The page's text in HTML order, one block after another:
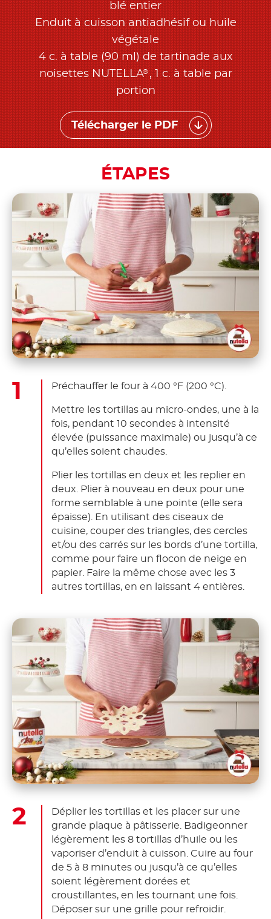
blé entier
Enduit à cuisson antiadhésif ou huile
végétale
4 c. à table (90 ml) de tartinade aux
noisettes NUTELLA®, 1 c. à table par
portion
Télécharger le PDF
ÉTAPES
Préchauffer le four à 400 °F (200 °C).
Mettre les tortillas au micro-ondes, une à la
fois, pendant 10 secondes à intensité
élevée (puissance maximale) ou jusqu’à ce
qu’elles soient chaudes.
Plier les tortillas en deux et les replier en
deux. Plier à nouveau en deux pour une
forme semblable à une pointe (elle sera
épaisse). En utilisant des ciseaux de
cuisine, couper des triangles, des cercles
et/ou des carrés sur les bords d’une tortilla,
comme pour faire un flocon de neige en
papier. Faire la même chose avec les 3
autres tortillas, en en laissant 4 entières.
Déplier les tortillas et les placer sur une
grande plaque à pâtisserie. Badigeonner
légèrement les 8 tortillas d’huile ou les
vaporiser d’enduit à cuisson. Cuire au four
de 5 à 8 minutes ou jusqu’à ce qu’elles
soient légèrement dorées et
croustillantes, en les tournant une fois.
Déposer sur une grille pour refroidir.